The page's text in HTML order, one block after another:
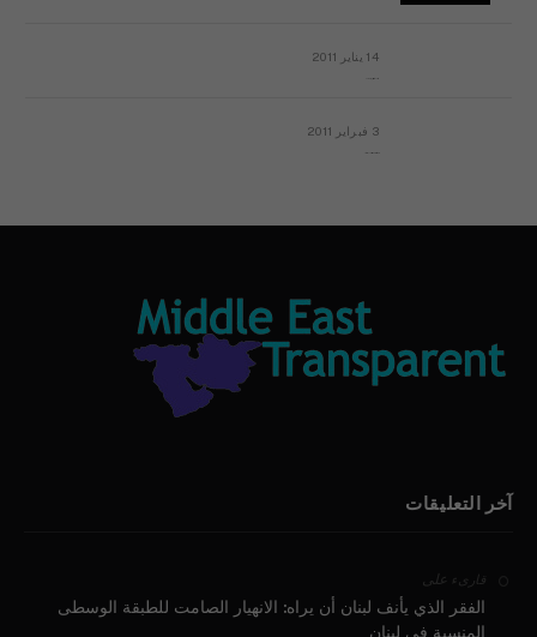
14 يناير 2011
3 فبراير 2011
آخر التعليقات
قارىء على
الفقر الذي يأنف لبنان أن يراه: الانهيار الصامت للطبقة الوسطى
المنسية في لبنان